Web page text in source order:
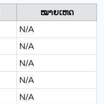
ໝາຍເຫດ
N/A
N/A
N/A
N/A
N/A